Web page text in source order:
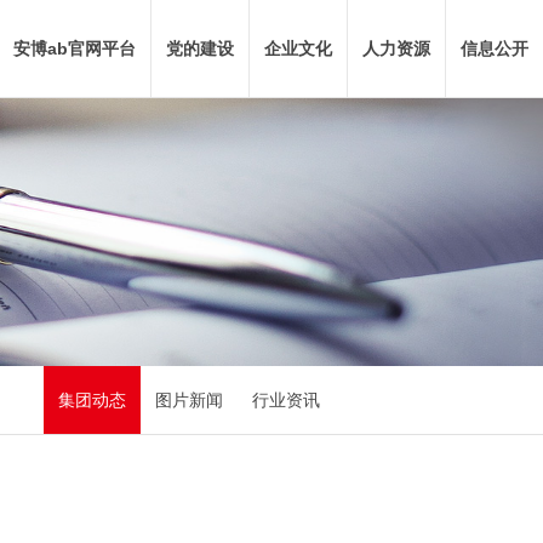
安博ab官网平台 党的建设 企业文化 人力资源 信息公开
集团动态 图片新闻 行业资讯